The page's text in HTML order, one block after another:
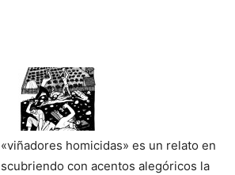
homicidas» es un relato en
con acentos alegóricos la